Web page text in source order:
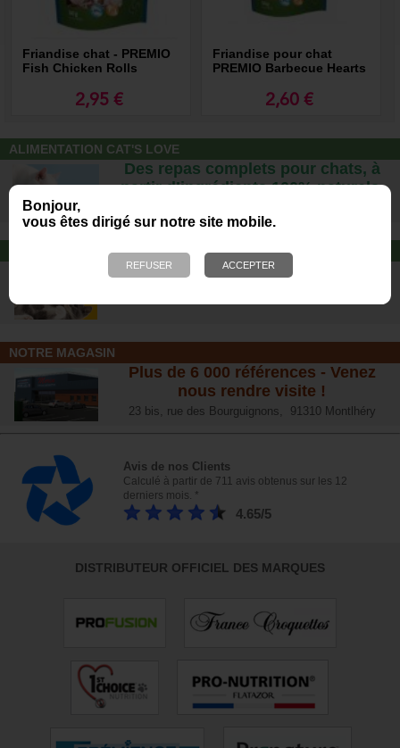
Bonjour,
vous êtes dirigé sur notre site mobile.
Friandise chat - PREMIO
Fish Chicken Rolls
2,95 €
Friandise pour chat
PREMIO Barbecue Hearts
2,60 €
ALIMENTATION CAT'S LOVE
Des repas complets pour chats, à
partir d’ingrédients 100% naturels.
JOUET POUR CHAT
Offrez-lui un jouet pour des heures
NOTRE MAGASIN
Plus de 6 000 références - Venez
nous rendre visite !
23 bis, rue des Bourguignons, 91310 Montlhéry
Avis de nos Clients
Calculé à partir de 711 avis obtenus sur les 12
derniers mois. *
4.65/5
DISTRIBUTEUR OFFICIEL DES MARQUES